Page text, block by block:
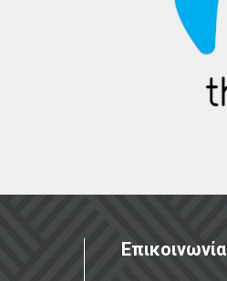
Επικοινωνία